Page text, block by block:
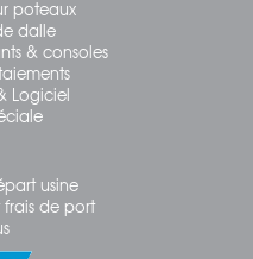
poteaux
dalle
& consoles
Logiciel
usine
frais de port